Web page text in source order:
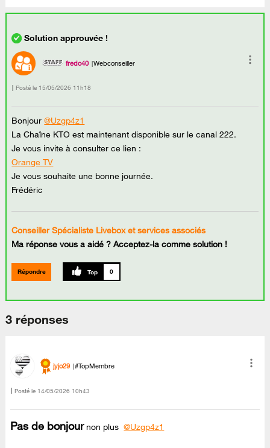
fredo40 Webconseiller
Posté le ‎15/05/2026 11h18
Bonjour@Uzgp4z1
La Chaîne KTO est maintenant disponible sur le canal 222.
Je vous invite à consulter ce lien :
Orange TV
Je vous souhaite une bonne journée.
Frédéric
Conseiller Spécialiste Livebox et services associés
Ma réponse vous a aidé ? Acceptez-la comme solution !
Répondre 0
3 réponses
jyjo29 #TopMembre
Posté le ‎14/05/2026 10h43
Pas de bonjournon plus@Uzgp4z1